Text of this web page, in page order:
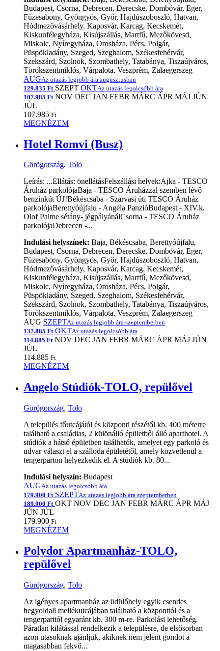
Budapest, Csorna, Debrecen, Derecske, Dombóvár, Eger,
Füzesabony, Gyöngyös, Győr, Hajdúszoboszló, Hatvan,
Hódmezővásárhely, Kaposvár, Karcag, Kecskemét,
Kiskunfélegyháza, Kisújszállás, Martfű, Mezőkövesd,
Miskolc, Nyíregyháza, Orosháza, Pécs, Polgár,
Püspökladány, Szeged, Szeghalom, Székesfehérvár,
Szekszárd, Szolnok, Szombathely, Tatabánya, Tiszaújváros,
Törökszentmiklós, Várpalota, Veszprém, Zalaegerszeg
AUGAz utazás legjobb ára augusztusban
129.835 Ft SZEPT OKTAz utazás legolcsóbb ára
107.985 Ft NOV DEC JAN FEBR MÁRC ÁPR MÁJ JÚN
JÚL
107.985 Ft
MEGNÉZEM
Hotel Romvi (Busz)
Görögország, Tolo
Leírás: ...Ellátás: önellátásFelszállási helyek:Ajka - TESCO
Áruház parkolójaBaja - TESCO Áruházzal szemben lévő
benzinkút ÚJ!Békéscsaba - Szarvasi úti TESCO Áruház
parkolójaBerettyóújfalu - Angéla PanzióBudapest - XIV.k.
Olof Palme sétány- jégpályánálCsorna - TESCO Áruház
parkolójaDebrecen -...
Indulási helyszínek: Baja, Békéscsaba, Berettyóújfalu,
Budapest, Csorna, Debrecen, Derecske, Dombóvár, Eger,
Füzesabony, Gyöngyös, Győr, Hajdúszoboszló, Hatvan,
Hódmezővásárhely, Kaposvár, Karcag, Kecskemét,
Kiskunfélegyháza, Kisújszállás, Martfű, Mezőkövesd,
Miskolc, Nyíregyháza, Orosháza, Pécs, Polgár,
Püspökladány, Szeged, Szeghalom, Székesfehérvár,
Szekszárd, Szolnok, Szombathely, Tatabánya, Tiszaújváros,
Törökszentmiklós, Várpalota, Veszprém, Zalaegerszeg
AUG SZEPTAz utazás legjobb ára szeptemberben
137.885 Ft OKTAz utazás legolcsóbb ára
114.885 Ft NOV DEC JAN FEBR MÁRC ÁPR MÁJ JÚN
JÚL
114.885 Ft
MEGNÉZEM
Angelo Stúdiók-TOLO, repülővel
Görögország, Tolo
A település főutcájától és központi részétől kb. 400 méterre
található a családias, 2 különálló épületből álló aparthotel. A
stúdiók a hátsó épületben találhatók, amelyet egy parkoló és
udvar választ el a szálloda épületétől, amely közvetlenül a
tengerparton helyezkedik el. A stúdiók kb. 80...
Indulási helyszín: Budapest
AUGAz utazás legolcsóbb ára
179.900 Ft SZEPTAz utazás legjobb ára szeptemberben
189.900 Ft OKT NOV DEC JAN FEBR MÁRC ÁPR MÁJ
JÚN JÚL
179.900 Ft
MEGNÉZEM
Polydor Apartmanház-TOLO,
repülővel
Görögország, Tolo
Az igényes apartmanház az üdülőhely egyik csendes
hegyoldali mellékutcájában található a központtól és a
tengerparttól egyaránt kb. 300 m-re. Parkolási lehetőség.
Páratlan kilátással rendelkezik a településre, de elsősorban
azon utasoknak ajánljuk, akiknek nem jelent gondot a
magasabban fekvő...